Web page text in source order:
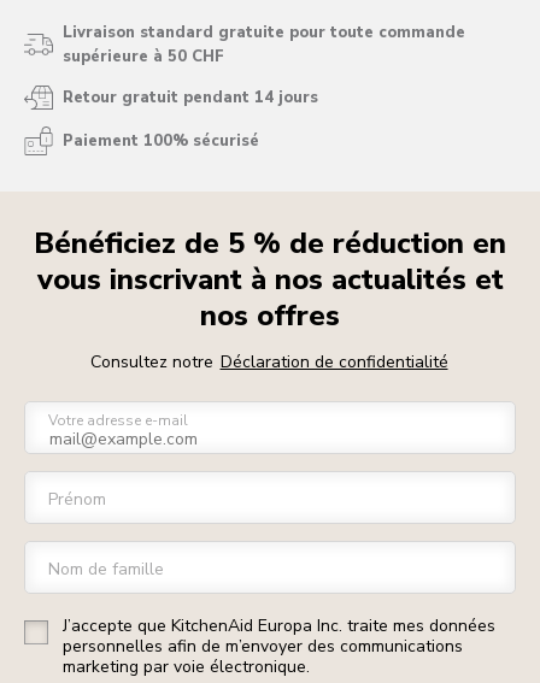
Livraison standard gratuite pour toute commande
supérieure à 50 CHF
Retour gratuit pendant 14 jours
Paiement 100% sécurisé
Bénéficiez de 5 % de réduction en
vous inscrivant à nos actualités et
nos offres
Consultez notre Déclaration de confidentialité
Votre adresse e-mail
Prénom
Nom de famille
J’accepte que KitchenAid Europa Inc. traite mes données
personnelles afin de m’envoyer des communications
marketing par voie électronique.